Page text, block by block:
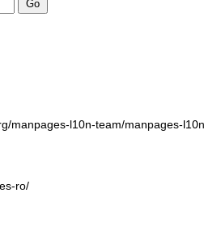
manpages-l10n-team/manpages-l10n
ro/